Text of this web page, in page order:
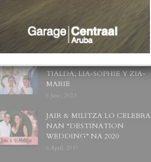
BODA MANSUR
3 December, 2019
UN DIA INOLVIDABEL PA
TIALDA, LIA-SOPHIE Y ZIA-
MARIE
6 June, 2023
JAIR & MILITZA LO CELEBRA
NAN “DESTINATION
WEDDING” NA 2020
6 April, 2019